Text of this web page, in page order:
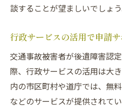
談することが望ましいでしょう
行政サービスの活用で申請
交通事故被害者が後遺障害認
際、行政サービスの活用は大
内の市区町村や道庁では、無
などのサービスが提供されて